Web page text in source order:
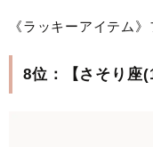
《ラッキーアイテム
8位：【さそり座